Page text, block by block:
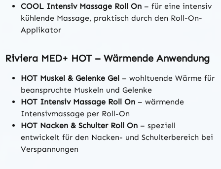
COOL Intensiv Massage Roll On – für eine intensiv
kühlende Massage, praktisch durch den Roll-On-
Applikator
Riviera MED+ HOT – Wärmende Anwendung
HOT Muskel & Gelenke Gel – wohltuende Wärme für
beanspruchte Muskeln und Gelenke
HOT Intensiv Massage Roll On – wärmende
Intensivmassage per Roll-On
HOT Nacken & Schulter Roll On – speziell
entwickelt für den Nacken- und Schulterbereich bei
Verspannungen